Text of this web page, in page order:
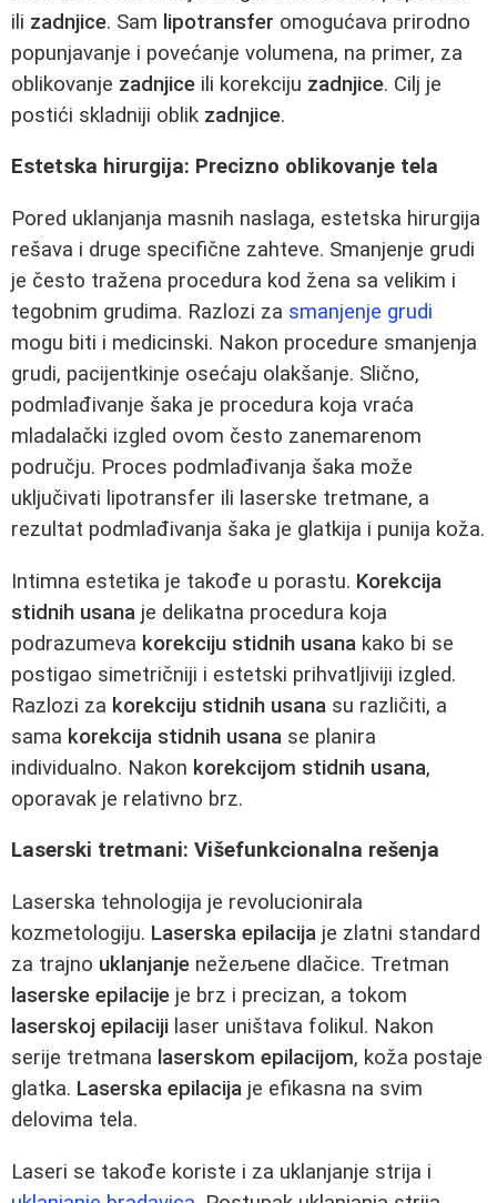
ili zadnjice. Sam lipotransfer omogućava prirodno
popunjavanje i povećanje volumena, na primer, za
oblikovanje zadnjice ili korekciju zadnjice. Cilj je
postići skladniji oblik zadnjice.
Estetska hirurgija: Precizno oblikovanje tela
Pored uklanjanja masnih naslaga, estetska hirurgija
rešava i druge specifične zahteve. Smanjenje grudi
je često tražena procedura kod žena sa velikim i
tegobnim grudima. Razlozi za smanjenje grudi
mogu biti i medicinski. Nakon procedure smanjenja
grudi, pacijentkinje osećaju olakšanje. Slično,
podmlađivanje šaka je procedura koja vraća
mladalački izgled ovom često zanemarenom
području. Proces podmlađivanja šaka može
uključivati lipotransfer ili laserske tretmane, a
rezultat podmlađivanja šaka je glatkija i punija koža.
Intimna estetika je takođe u porastu. Korekcija
stidnih usana je delikatna procedura koja
podrazumeva korekciju stidnih usana kako bi se
postigao simetričniji i estetski prihvatljiviji izgled.
Razlozi za korekciju stidnih usana su različiti, a
sama korekcija stidnih usana se planira
individualno. Nakon korekcijom stidnih usana,
oporavak je relativno brz.
Laserski tretmani: Višefunkcionalna rešenja
Laserska tehnologija je revolucionirala
kozmetologiju. Laserska epilacija je zlatni standard
za trajno uklanjanje nežeљene dlačice. Tretman
laserske epilacije je brz i precizan, a tokom
laserskoj epilaciji laser uništava folikul. Nakon
serije tretmana laserskom epilacijom, koža postaje
glatka. Laserska epilacija je efikasna na svim
delovima tela.
Laseri se takođe koriste i za uklanjanje strija i